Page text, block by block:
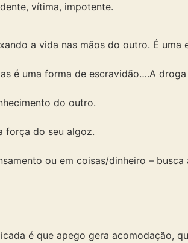
vítima, impotente.
a vida nas mãos do outro. É uma
é uma forma de escravidão….A
do outro.
força do seu algoz.
ou em coisas/dinheiro –
é que apego gera acomodação,